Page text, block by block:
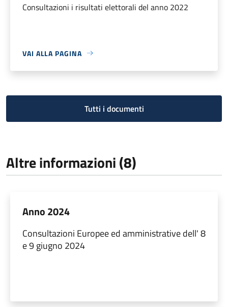
Consultazioni i risultati elettorali del anno 2022
VAI ALLA PAGINA
Tutti i documenti
Altre informazioni (8)
Anno 2024
Consultazioni Europee ed amministrative dell' 8
e 9 giugno 2024